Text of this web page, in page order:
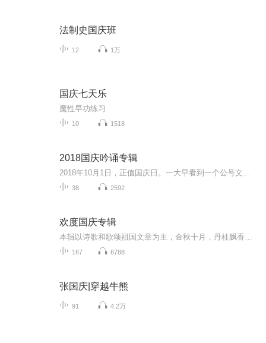
法制史国庆班
12 1万
国庆七天乐
魔性早功练习
10 1518
2018国庆吟诵专辑
38 2592
欢度国庆专辑
167 6788
张国庆|穿越牛熊
91 4.2万